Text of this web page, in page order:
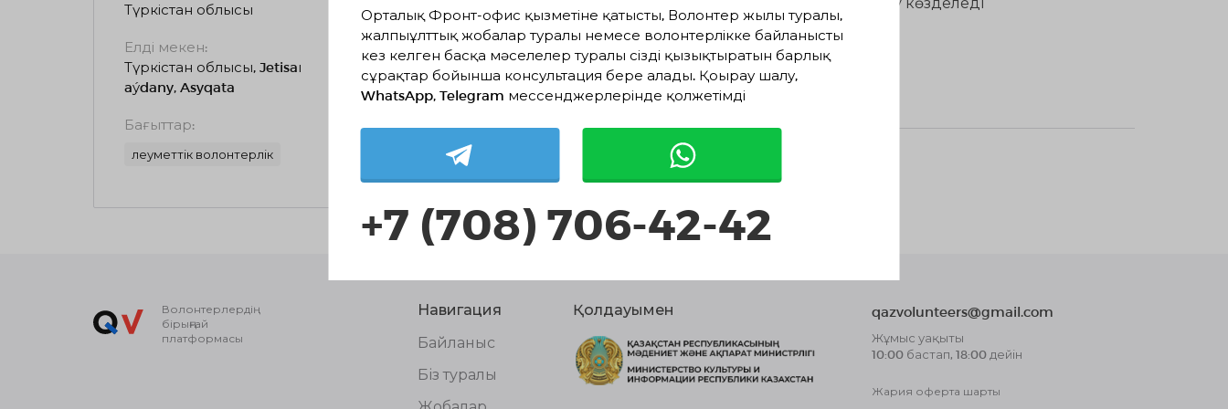
Түркістан облысы
Елді мекен:
Түркістан облысы, Jetisaı
aýdany, Asyqata
Бағыттар:
Әлеуметтік волонтерлік
Волонтерлік қызмет
Белсенді жобалар жоқ
Волонтерлердің
бірыңғай
платформасы
Навигация
Байланыс
Біз туралы
Қолдауымен qazvolunteers@gmail.com
Жұмыс уақыты
10:00 бастап, 18:00 дейін
Жария оферта шарты
Орталық Фронт-офис қызметіне қатысты, Волонтер жылы туралы,
жалпыұлттық жобалар туралы немесе волонтерлікке байланысты
кез келген басқа мәселелер туралы сізді қызықтыратын барлық
сұрақтар бойынша консультация бере алады. Қоңырау шалу,
WhatsApp, Telegram мессенджерлерінде қолжетімді
+7 (708) 706-42-42